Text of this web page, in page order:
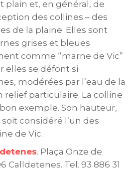
plain et, en général, de
des collines – des
de la plaine. Elles sont
grises et bleues
comme “marne de Vic”
elles se défont si
modérées par l’eau de la
particulaire. La colline
exemple. Son hauteur,
considéré l’un des
de Vic.
. Plaça Onze de
Calldetenes. Tel. 93 886 31